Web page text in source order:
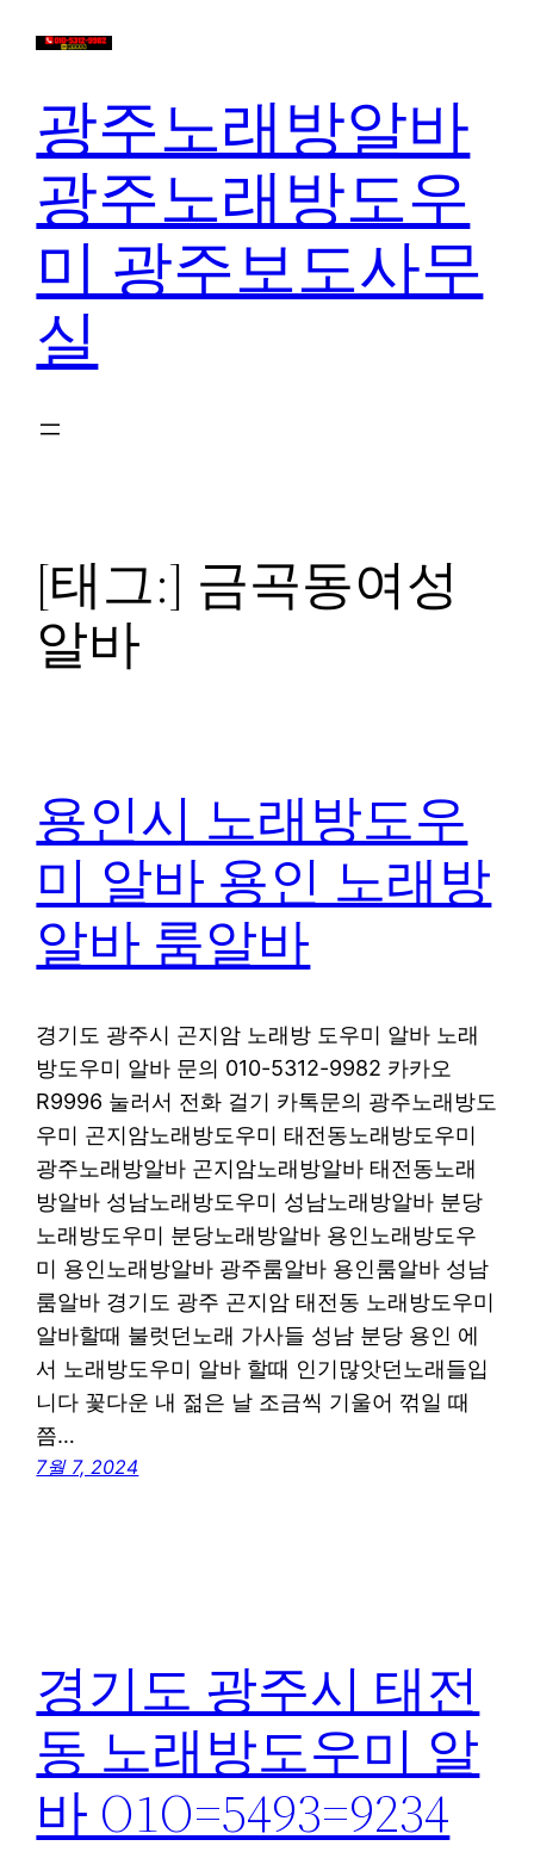
광주노래방알바
광주노래방도우
미 광주보도사무
실
[태그:] 금곡동여성
알바
용인시 노래방도우
미 알바 용인 노래방
알바 룸알바
경기도 광주시 곤지암 노래방 도우미 알바 노래
방도우미 알바 문의 010-5312-9982 카카오
R9996 눌러서 전화 걸기 카톡문의 광주노래방도
우미 곤지암노래방도우미 태전동노래방도우미
광주노래방알바 곤지암노래방알바 태전동노래
방알바 성남노래방도우미 성남노래방알바 분당
노래방도우미 분당노래방알바 용인노래방도우
미 용인노래방알바 광주룸알바 용인룸알바 성남
룸알바 경기도 광주 곤지암 태전동 노래방도우미
알바할때 불럿던노래 가사들 성남 분당 용인 에
서 노래방도우미 알바 할때 인기많앗던노래들입
니다 꽃다운 내 젊은 날 조금씩 기울어 꺾일 때
쯤…
7월 7, 2024
경기도 광주시 태전
동 노래방도우미 알
바 O1O=5493=9234